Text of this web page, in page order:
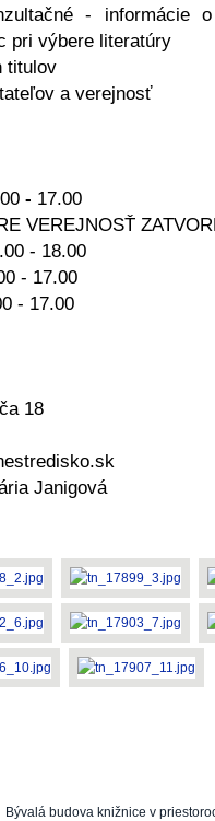
- informácie o
pri výbere literatúry
titulov
a verejnosť
- 17.00
18.00
17.00
18
Janigová
Bývalá budova knižnice v